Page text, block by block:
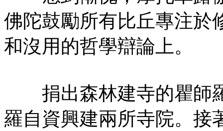
佛陀鼓勵所有比丘專注於
和沒用的哲學辯論上。
捐出森林建寺的瞿師
羅自資興建兩所寺院。接